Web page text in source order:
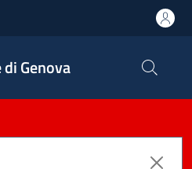
Genova